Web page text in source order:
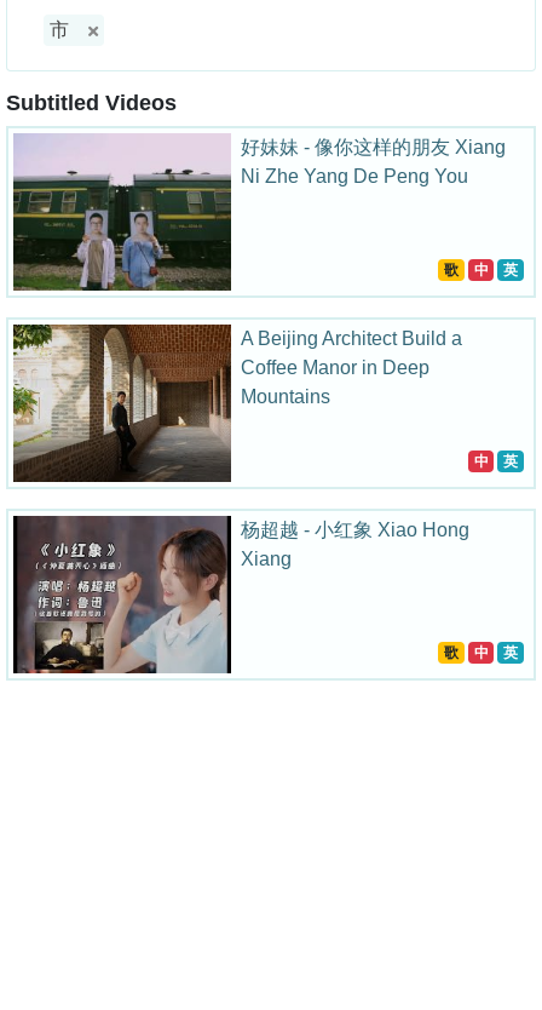
市
Subtitled Videos
好妹妹 - 像你这样的朋友 Xiang
Ni Zhe Yang De Peng You
歌 中 英
A Beijing Architect Build a
Coffee Manor in Deep
Mountains
中 英
杨超越 - 小红象 Xiao Hong
Xiang
歌 中 英